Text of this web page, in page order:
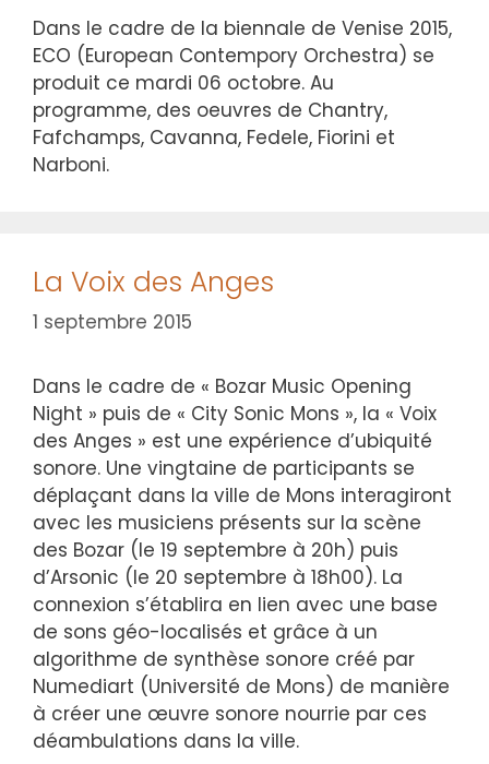
Dans le cadre de la biennale de Venise 2015,
ECO (European Contempory Orchestra) se
produit ce mardi 06 octobre. Au
programme, des oeuvres de Chantry,
Fafchamps, Cavanna, Fedele, Fiorini et
Narboni.
La Voix des Anges
1 septembre 2015
Dans le cadre de « Bozar Music Opening
Night » puis de « City Sonic Mons », la « Voix
des Anges » est une expérience d’ubiquité
sonore. Une vingtaine de participants se
déplaçant dans la ville de Mons interagiront
avec les musiciens présents sur la scène
des Bozar (le 19 septembre à 20h) puis
d’Arsonic (le 20 septembre à 18h00). La
connexion s’établira en lien avec une base
de sons géo-localisés et grâce à un
algorithme de synthèse sonore créé par
Numediart (Université de Mons) de manière
à créer une œuvre sonore nourrie par ces
déambulations dans la ville.